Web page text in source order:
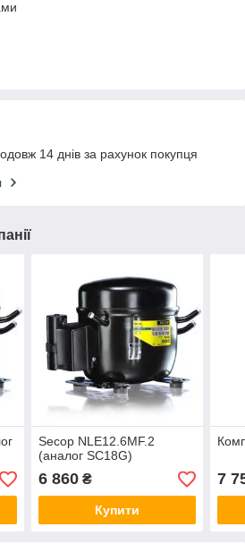
14 днів за рахунок покупця
Secop NLE12.6MF.2
(аналог SC18G)
6 860₴
Купити
7